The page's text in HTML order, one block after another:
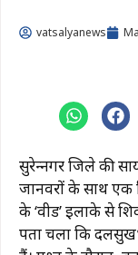
vatsalyanews
सुरेन्द्रनगर जिले की
जानवरों के साथ एक
के ‘वीड’ इलाके से
पता चला कि